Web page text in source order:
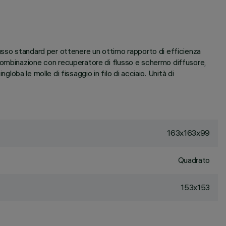
standard per ottenere un ottimo rapporto di efficienza
con recuperatore di flusso e schermo diffusore,
le molle di fissaggio in filo di acciaio. Unità di
163x163x99
Quadrato
153x153